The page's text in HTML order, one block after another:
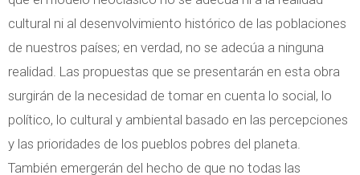
cultural ni al desenvolvimiento histórico de las poblaciones
de nuestros países; en verdad, no se adecúa a ninguna
realidad. Las propuestas que se presentarán en esta obra
surgirán de la necesidad de tomar en cuenta lo social, lo
político, lo cultural y ambiental basado en las percepciones
y las prioridades de los pueblos pobres del planeta.
También emergerán del hecho de que no todas las